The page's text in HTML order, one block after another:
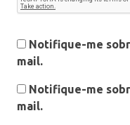
Notifique-me
mail.
Notifique-me
mail.